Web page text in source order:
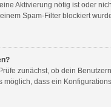
Aktivierung nötig ist oder
Spam-Filter blockiert
zunächst, ob dein
möglich, dass ein